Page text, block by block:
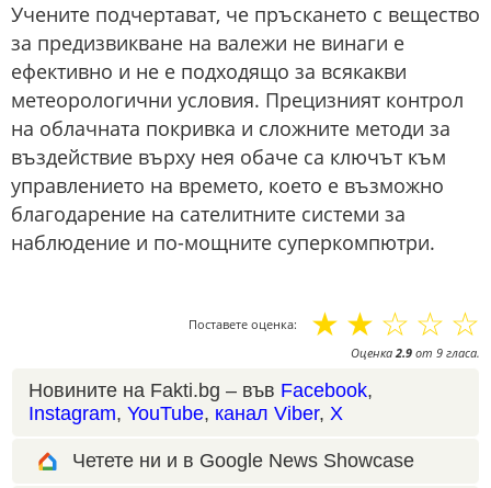
Учените подчертават, че пръскането с вещество
за предизвикване на валежи не винаги е
ефективно и не е подходящо за всякакви
метеорологични условия. Прецизният контрол
на облачната покривка и сложните методи за
въздействие върху нея обаче са ключът към
управлението на времето, което е възможно
благодарение на сателитните системи за
наблюдение и по-мощните суперкомпютри.
Поставете оценка: ☆
☆
☆
☆
☆
Оценка2.9 от 9 гласа.
Новините на Fakti.bg – във Facebook,
Instagram, YouTube, канал Viber, X
Четете ни и в Google News Showcase